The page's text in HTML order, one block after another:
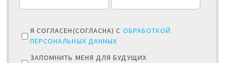
Я СОГЛАСЕН(СОГЛАСНА) С ОБРАБОТКОЙ
ПЕРСОНАЛЬНЫХ ДАННЫХ
ЗАПОМНИТЬ МЕНЯ ДЛЯ БУДУЩИХ